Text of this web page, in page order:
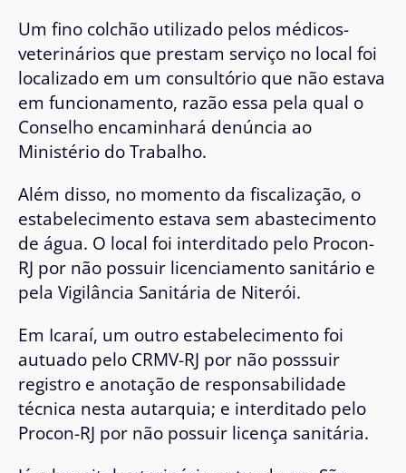
Um fino colchão utilizado pelos médicos-
veterinários que prestam serviço no local foi
localizado em um consultório que não estava
em funcionamento, razão essa pela qual o
Conselho encaminhará denúncia ao
Ministério do Trabalho.
Além disso, no momento da fiscalização, o
estabelecimento estava sem abastecimento
de água. O local foi interditado pelo Procon-
RJ por não possuir licenciamento sanitário e
pela Vigilância Sanitária de Niterói.
Em Icaraí, um outro estabelecimento foi
autuado pelo CRMV-RJ por não posssuir
registro e anotação de responsabilidade
técnica nesta autarquia; e interditado pelo
Procon-RJ por não possuir licença sanitária.